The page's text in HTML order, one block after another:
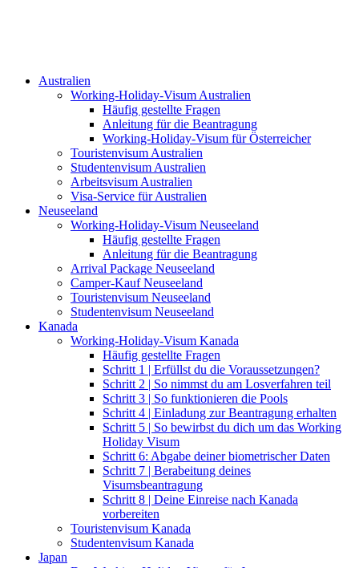
Australien
Working-Holiday-Visum Australien
Häufig gestellte Fragen
Anleitung für die Beantragung
Working-Holiday-Visum für Österreicher
Touristenvisum Australien
Studentenvisum Australien
Arbeitsvisum Australien
Visa-Service für Australien
Neuseeland
Working-Holiday-Visum Neuseeland
Häufig gestellte Fragen
Anleitung für die Beantragung
Arrival Package Neuseeland
Camper-Kauf Neuseeland
Touristenvisum Neuseeland
Studentenvisum Neuseeland
Kanada
Working-Holiday-Visum Kanada
Häufig gestellte Fragen
Schritt 1 | Erfüllst du die Voraussetzungen?
Schritt 2 | So nimmst du am Losverfahren teil
Schritt 3 | So funktionieren die Pools
Schritt 4 | Einladung zur Beantragung erhalten
Schritt 5 | So bewirbst du dich um das Working
Holiday Visum
Schritt 6: Abgabe deiner biometrischer Daten
Schritt 7 | Berabeitung deines
Visumsbeantragung
Schritt 8 | Deine Einreise nach Kanada
vorbereiten
Touristenvisum Kanada
Studentenvisum Kanada
Japan